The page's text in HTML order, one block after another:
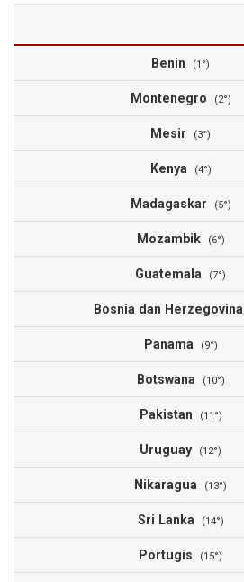
Benin (1°)
Montenegro (2°)
Mesir (3°)
Kenya (4°)
Madagaskar (5°)
Mozambik (6°)
Guatemala (7°)
Bosnia dan Herzegovina
Panama (9°)
Botswana (10°)
Pakistan (11°)
Uruguay (12°)
Nikaragua (13°)
Sri Lanka (14°)
Portugis (15°)